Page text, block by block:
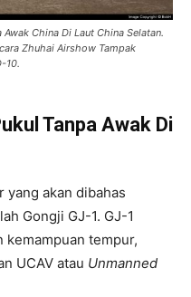
China Di Laut China Selatan.
Zhuhai Airshow Tampak
10.
Tanpa Awak Di
yang akan dibahas
Gongji GJ-1. GJ-1
kemampuan tempur,
UCAV atau Unmanned